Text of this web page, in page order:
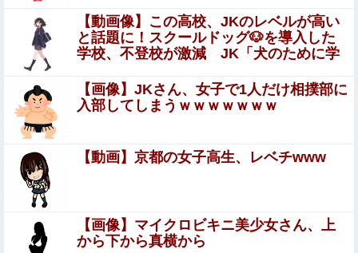
のベッドサッカーだ」
SNSで知り合ったJK10人とS●Xしてハメ撮り770本撮った
イケメン逮捕wwwwwwwwwwwwwww
ｗｗｗｗ他
元グラドルAV女優・田野憂の寄付報告への中傷が酷すぎ
る…AVで稼いだ金は「汚い金」なのか
ジャンポケ斉藤「同意があったんです。本当です。信じて
下さい」←何でこの主張が通らないの？
日本人「円安はアカン。円高にしろ」←これなんでなんや
【動画像】この高校、JKのレベルが高い
と話題に！スクールドッグ🐶を導入した
学校、不登校が激減 JK「犬のために学
【画像】JKさん、女子で1人だけ相撲部に
入部してしまうｗｗｗｗｗｗｗ
【動画】京都の女子高生、レベチwww
【画像】マイクロビキニ美少女さん、上
から下から真横から